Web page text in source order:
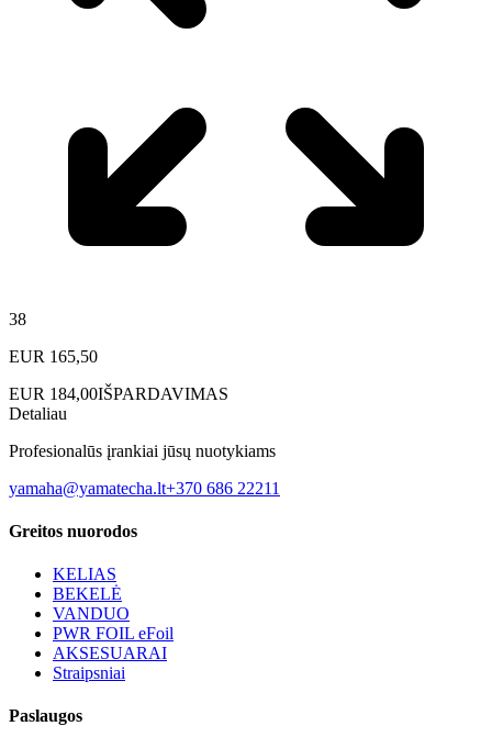
38
EUR 165,50
EUR 184,00IŠPARDAVIMAS
Detaliau
Profesionalūs įrankiai jūsų nuotykiams
yamaha@yamatecha.lt+370 686 22211
Greitos nuorodos
KELIAS
BEKELĖ
VANDUO
PWR FOIL eFoil
AKSESUARAI
Straipsniai
Paslaugos